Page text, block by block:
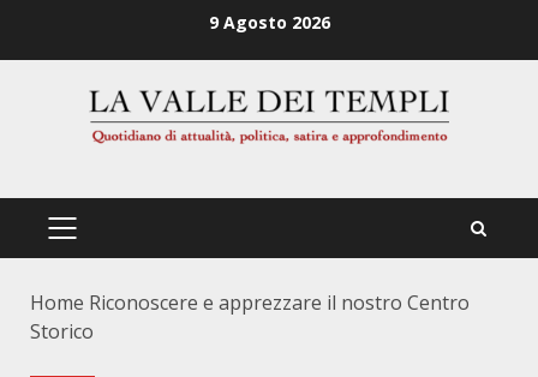
9 Agosto 2026
PRIMÄRES
Home Riconoscere e apprezzare il nostro Centro
Storico